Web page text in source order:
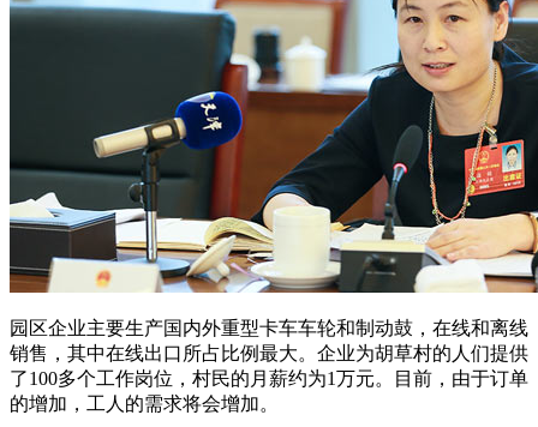
园区企业主要生产国内外重型卡车车轮和制动鼓，在线和离线
销售，其中在线出口所占比例最大。企业为胡草村的人们提供
了100多个工作岗位，村民的月薪约为1万元。目前，由于订单
的增加，工人的需求将会增加。